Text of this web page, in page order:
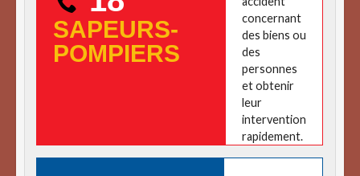
SAPEURS-
POMPIERS
concernant
des biens ou
des
personnes
et obtenir
leur
intervention
rapidement.